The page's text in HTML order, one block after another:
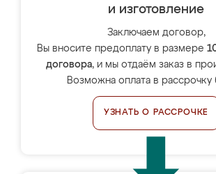
и изготовление
Заключаем договор,
Вы вносите предоплату в размере
договора, и мы отдаём заказ в
Возможна оплата в рассрочку
УЗНАТЬ О РАССРОЧКЕ